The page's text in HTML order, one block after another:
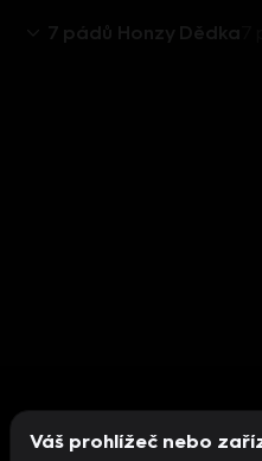
7 pádů Honzy Dědka
Váš prohlížeč nebo